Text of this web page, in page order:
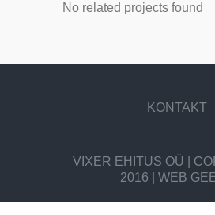
No related projects found
KONTAKT
VIXER EHITUS OÜ |
2016 | WEB